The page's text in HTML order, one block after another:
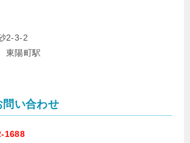
2-3-2
東陽町駅
問い合わせ
1688